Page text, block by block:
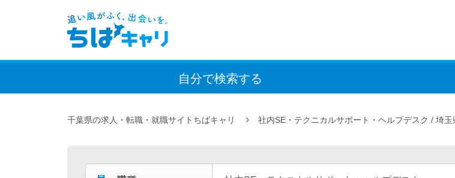
自分で検索する
千葉県の求人・転職・就職サイトちばキャリ 社内SE・テクニカルサポート・ヘルプデスク 埼玉